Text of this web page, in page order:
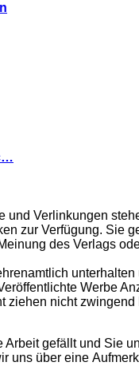
und Verlinkungen
zur Verfügung. Sie
des Verlags
unterhalten
Werbe
ziehen nicht
Arbeit gefällt und Sie
uns über eine